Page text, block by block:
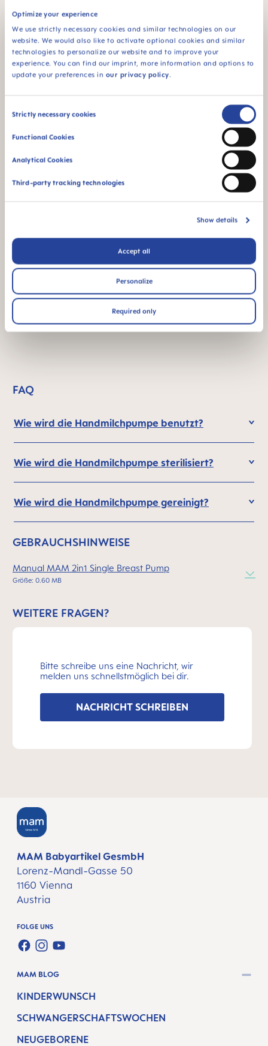
Optimize your experience
We use strictly necessary cookies and similar technologies on our
website. We would also like to activate optional cookies and similar
technologies to personalize our website and to improve your
experience. You can find our imprint, more information and options to
update your preferences in our privacy policy.
Consent
Strictly necessary cookies
Functional Cookies
Analytical Cookies
Third-party tracking technologies
Show details
Accept all
Personalize
Required only
Für entspanntes Stillen, passend auch für die
Handmilchpumpe.
Marktforschungsstudie mit 65 Teilnehmern, durchgeführt in UK 2018.
maximalen Komfort
BPA & BPS FREE
Alle MAM Produkte
BPS-freien
Materialien gefertigt
This product is easy
to clean
FAQ
Wie wird die Handmilchpumpe benutzt?
Wie wird die Handmilchpumpe sterilisiert?
Wie wird die Handmilchpumpe gereinigt?
GEBRAUCHSHINWEISE
Manual MAM 2in1 Single Breast Pump
Größe: 0.60 MB
WEITERE FRAGEN?
Bitte schreibe uns eine Nachricht, wir
melden uns schnellstmöglich bei dir.
NACHRICHT SCHREIBEN
MAM Babyartikel GesmbH
Lorenz-Mandl-Gasse 50
1160 Vienna
Austria
FOLGE UNS
FACEBOOK
INSTAGRAM
YOUTUBE
MAM BLOG
KINDERWUNSCH
SCHWANGERSCHAFTSWOCHEN
NEUGEBORENE